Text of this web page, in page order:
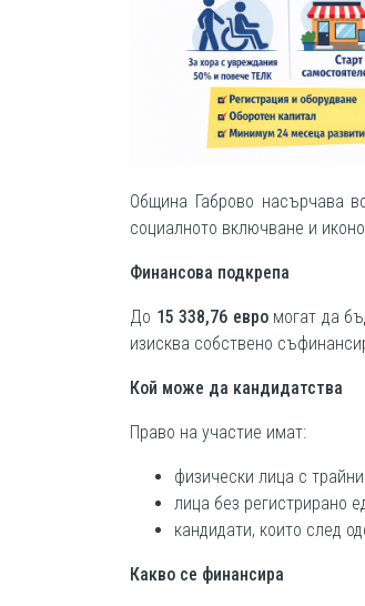
Община Габрово насърчава
социалното включване и
Финансова подкрепа
До 15 338,76 евромогат да
изисква собствено
Кой може да кандидатства
Право на участие имат:
физически лица с
лица без регистрирано
кандидати, които след
Какво се финансира